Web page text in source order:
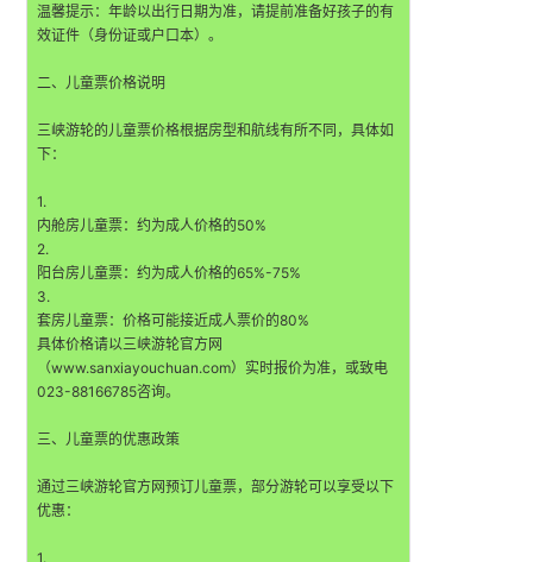
温馨提示：年龄以出行日期为准，请提前准备好孩子的有
效证件（身份证或户口本）。
二、儿童票价格说明
三峡游轮的儿童票价格根据房型和航线有所不同，具体如
下：
1.
内舱房儿童票：约为成人价格的50%
2.
阳台房儿童票：约为成人价格的65%-75%
3.
套房儿童票：价格可能接近成人票价的80%
具体价格请以三峡游轮官方网
（www.sanxiayouchuan.com）实时报价为准，或致电
023-88166785咨询。
三、儿童票的优惠政策
通过三峡游轮官方网预订儿童票，部分游轮可以享受以下
优惠：
1.